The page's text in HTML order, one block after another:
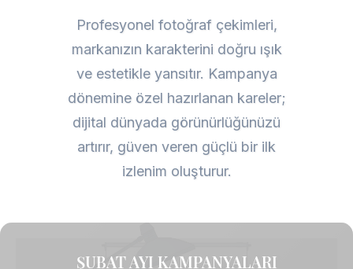
Profesyonel fotoğraf çekimleri,
markanızın karakterini doğru ışık
ve estetikle yansıtır. Kampanya
dönemine özel hazırlanan kareler;
dijital dünyada görünürlüğünüzü
artırır, güven veren güçlü bir ilk
izlenim oluşturur.
ŞUBAT AYI KAMPANYALARI